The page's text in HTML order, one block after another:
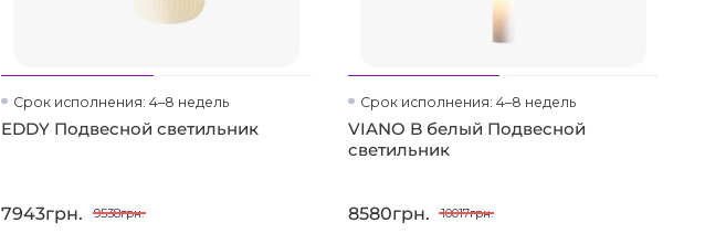
Срок исполнения: 4–8 недель
EDDY Подвесной светильник
7943грн. 9538грн.
Срок исполнения: 4–8 недель
VIANO B белый Подвесной
светильник
8580грн. 10017грн.